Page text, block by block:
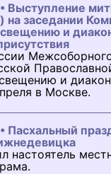
Выступление
заседании
и
и
в Москве.
Пасхальный
настоятель